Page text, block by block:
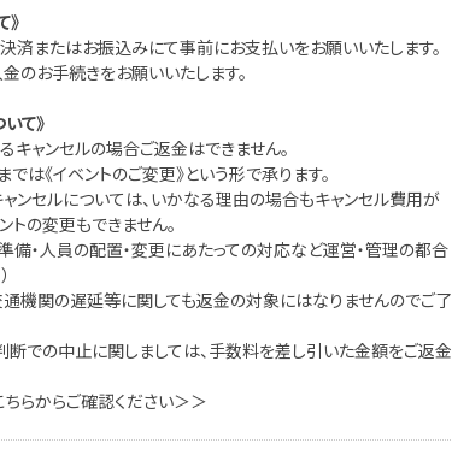
済またはお振込みにて事前にお支払いをお願いいたします。
のお手続きをお願いいたします。
て》
キャンセルの場合ご返金はできません。
では《イベントのご変更》という形で承ります。
ンセルについては、いかなる理由の場合もキャンセル費用が
トの変更もできません。
備・人員の配置・変更にあたっての対応など運営・管理の都合
通機関の遅延等に関しても返金の対象にはなりませんのでご了
断での中止に関しましては、手数料を差し引いた金額をご返金
らからご確認ください＞＞